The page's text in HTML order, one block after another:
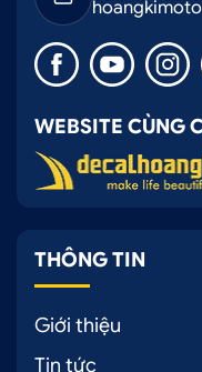
WEBSITE CÙNG
THÔNG TIN
Giới thiệu
Tin tức